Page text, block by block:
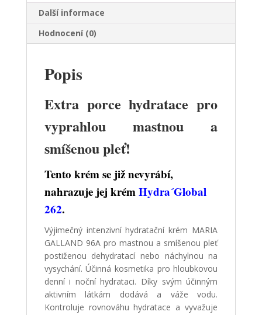
Další informace
Hodnocení (0)
Popis
Extra porce hydratace pro
vyprahlou mastnou a
smíšenou pleť!
Tento krém se již nevyrábí,
nahrazuje jej krémHydra´Global
262.
Výjimečný intenzivní hydratační krém MARIA
GALLAND 96A pro mastnou a smíšenou pleť
postiženou dehydratací nebo náchylnou na
vysychání. Účinná kosmetika pro hloubkovou
denní i noční hydrataci. Díky svým účinným
aktivním látkám dodává a váže vodu.
Kontroluje rovnováhu hydratace a vyvažuje